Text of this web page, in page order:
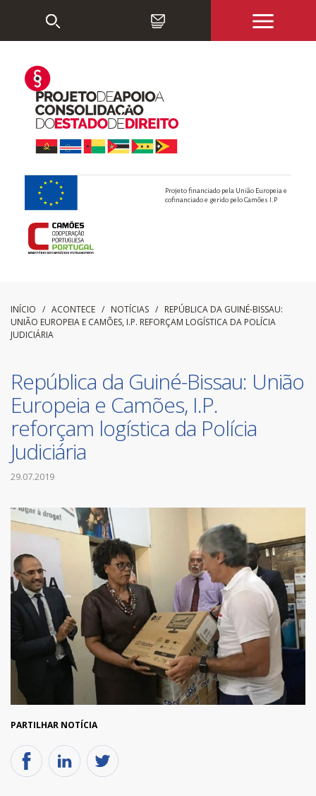
Projeto financiado pela União Europeia e
cofinanciado e gerido pelo Camões I.P
INÍCIO / ACONTECE / NOTÍCIAS / REPÚBLICA DA GUINÉ-BISSAU:
UNIÃO EUROPEIA E CAMÕES, I.P. REFORÇAM LOGÍSTICA DA POLÍCIA
JUDICIÁRIA
República da Guiné-Bissau: União
Europeia e Camões, I.P.
reforçam logística da Polícia
Judiciária
29.07.2019
PARTILHAR NOTÍCIA